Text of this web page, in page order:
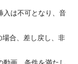
入は不可となり、音
合、差し戻し、非